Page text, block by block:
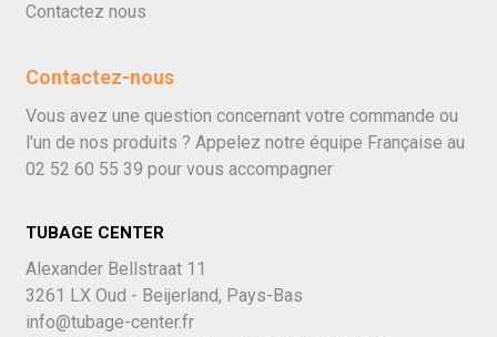
Contactez nous
Contactez-nous
Vous avez une question concernant votre commande ou
l'un de nos produits ? Appelez notre équipe Française au
02 52 60 55 39 pour vous accompagner
TUBAGE CENTER
Alexander Bellstraat 11
3261 LX Oud - Beijerland, Pays-Bas
info@tubage-center.fr